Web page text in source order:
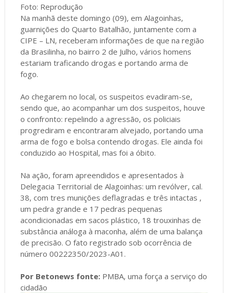
Foto: Reprodução
Na manhã deste domingo (09), em Alagoinhas,
guarnições do Quarto Batalhão, juntamente com a
CIPE – LN, receberam informações de que na região
da Brasilinha, no bairro 2 de Julho, vários homens
estariam traficando drogas e portando arma de
fogo.
Ao chegarem no local, os suspeitos evadiram-se,
sendo que, ao acompanhar um dos suspeitos, houve
o confronto: repelindo a agressão, os policiais
progrediram e encontraram alvejado, portando uma
arma de fogo e bolsa contendo drogas. Ele ainda foi
conduzido ao Hospital, mas foi a óbito.
Na ação, foram apreendidos e apresentados à
Delegacia Territorial de Alagoinhas: um revólver, cal.
38, com tres munições deflagradas e três intactas ,
um pedra grande e 17 pedras pequenas
acondicionadas em sacos plástico, 18 trouxinhas de
substância análoga à maconha, além de uma balança
de precisão. O fato registrado sob ocorrência de
número 00222350/2023-A01.
Por Betonews fonte:PMBA, uma força a serviço do
cidadão